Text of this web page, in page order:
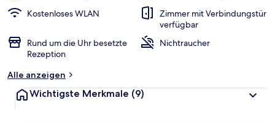
Kostenloses WLAN
Zimmer mit Verbindungstür
verfügbar
Rund um die Uhr besetzte
Rezeption
Nichtraucher
Alle anzeigen
Wichtigste Merkmale (9)